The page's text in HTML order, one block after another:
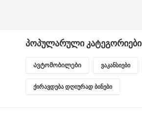
პოპულარული კატეგორიები
Ავტომობილები ვაკანსიები
ქირავდება დღიურად ბინები